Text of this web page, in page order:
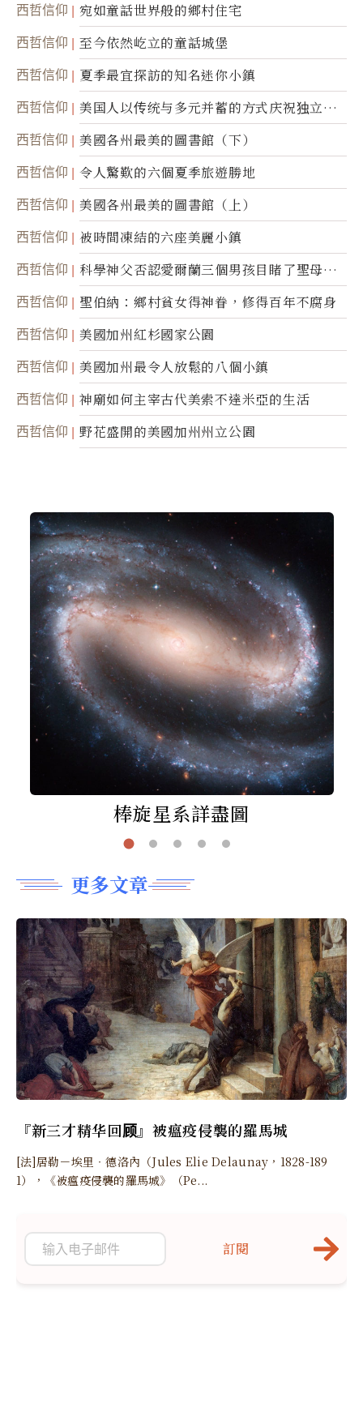
西哲信仰 宛如童話世界般的鄉村住宅
西哲信仰 至今依然屹立的童話城堡
西哲信仰 夏季最宜探訪的知名迷你小鎮
西哲信仰
美国人以传统与多元并蓄的方式庆祝独立日2
50周年
西哲信仰 美國各州最美的圖書館（下）
西哲信仰 令人驚歎的六個夏季旅遊勝地
西哲信仰 美國各州最美的圖書館（上）
西哲信仰 被時間凍結的六座美麗小鎮
西哲信仰
科學神父否認愛爾蘭三個男孩目睹了聖母顯
靈
西哲信仰 聖伯納：鄉村貧女得神眷，修得百年不腐身
西哲信仰 美國加州紅杉國家公園
西哲信仰 美國加州最令人放鬆的八個小鎮
西哲信仰 神廟如何主宰古代美索不達米亞的生活
西哲信仰 野花盛開的美國加州州立公園
棒旋星系詳盡圖
更多文章
『新三才精华回顾』被瘟疫侵襲的羅馬城
[法]居勒－埃里‧德洛內（Jules Elie Delaunay，1828-189
1），《被瘟疫侵襲的羅馬城》（Pe...
訂閱